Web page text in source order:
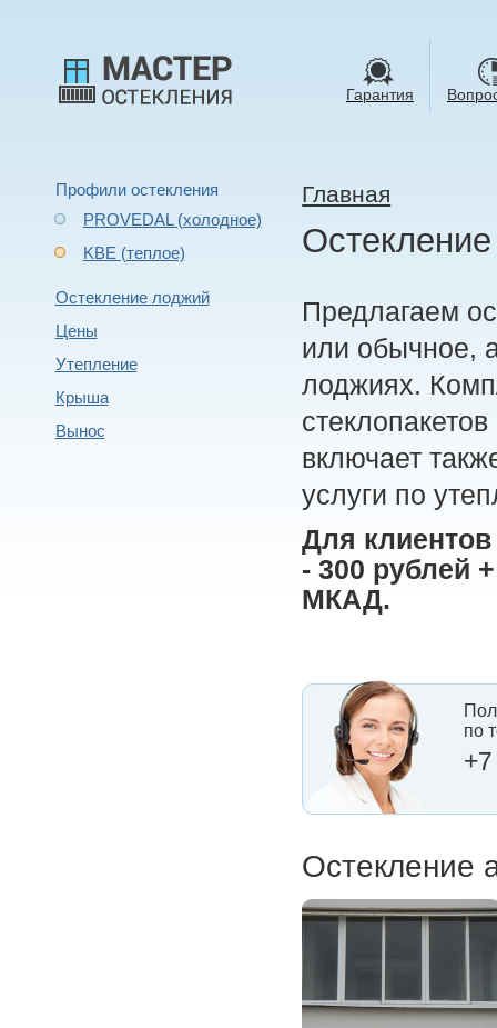
Гарантия
Профили остекления
PROVEDAL (холодное)
KBE (теплое)
Остекление лоджий
Цены
Утепление
Крыша
Вынос
Главная
Предлагаем
или обычное,
лоджиях.
включает
услуги по
Для
- 300 рублей
МКАД.
по